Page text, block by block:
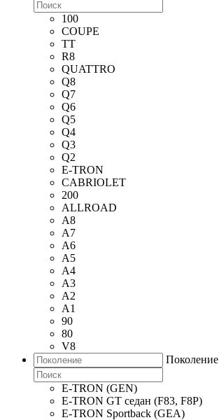
100
COUPE
TT
R8
QUATTRO
Q8
Q7
Q6
Q5
Q4
Q3
Q2
E-TRON
CABRIOLET
200
ALLROAD
A8
A7
A6
A5
A4
A3
A2
A1
90
80
V8
Поколение
E-TRON (GEN)
E-TRON GT седан (F83, F8P)
E-TRON Sportback (GEA)